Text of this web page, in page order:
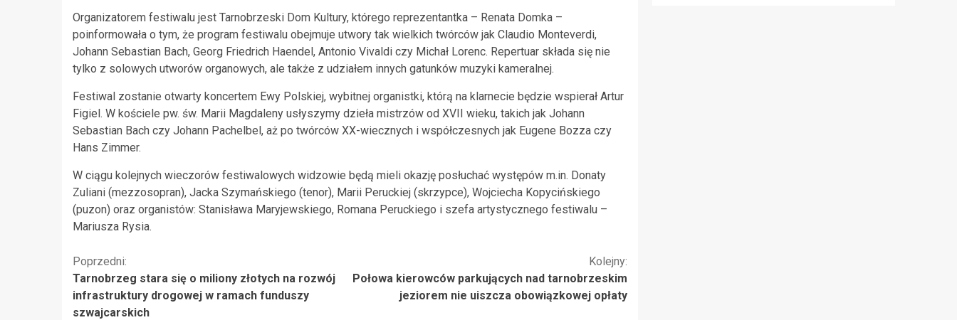
Organizatorem festiwalu jest Tarnobrzeski Dom Kultury, którego reprezentantka – Renata Domka –
poinformowała o tym, że program festiwalu obejmuje utwory tak wielkich twórców jak Claudio Monteverdi,
Johann Sebastian Bach, Georg Friedrich Haendel, Antonio Vivaldi czy Michał Lorenc. Repertuar składa się nie
tylko z solowych utworów organowych, ale także z udziałem innych gatunków muzyki kameralnej.
Festiwal zostanie otwarty koncertem Ewy Polskiej, wybitnej organistki, którą na klarnecie będzie wspierał Artur
Figiel. W kościele pw. św. Marii Magdaleny usłyszymy dzieła mistrzów od XVII wieku, takich jak Johann
Sebastian Bach czy Johann Pachelbel, aż po twórców XX-wiecznych i współczesnych jak Eugene Bozza czy
Hans Zimmer.
W ciągu kolejnych wieczorów festiwalowych widzowie będą mieli okazję posłuchać występów m.in. Donaty
Zuliani (mezzosopran), Jacka Szymańskiego (tenor), Marii Peruckiej (skrzypce), Wojciecha Kopycińskiego
(puzon) oraz organistów: Stanisława Maryjewskiego, Romana Peruckiego i szefa artystycznego festiwalu –
Mariusza Rysia.
Kontynuuj
czytanie
Poprzedni:
Tarnobrzeg stara się o miliony złotych na rozwój
infrastruktury drogowej w ramach funduszy
szwajcarskich
Kolejny:
Połowa kierowców parkujących nad tarnobrzeskim
jeziorem nie uiszcza obowiązkowej opłaty